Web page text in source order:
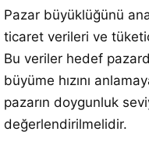
Pazar büyüklüğünü
ticaret verileri ve
Bu veriler hedef
büyüme hızını
pazarın doygunluk
değerlendirilmelidir.